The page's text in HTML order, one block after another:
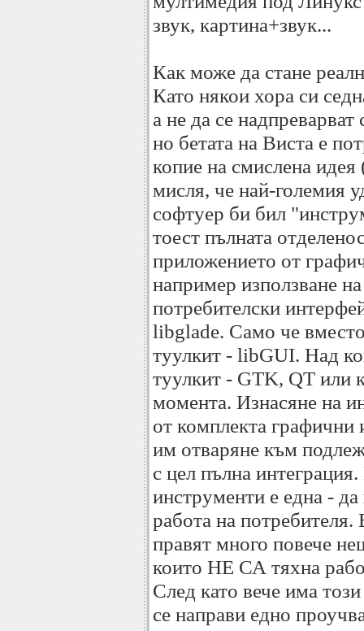
звук, картина+звук...
Как може да стане
Като някои хора си
а не да се
но бетата на Виста е
копие на смислена
мисля, че най-големия
софтуер би бил
тоест пълната
приложението от
например използване
потребителски
libglade. Само че
туулкит - libGUI. Над
туулкит - GTK, QT или
момента. Изнасяне на
от комплекта
им отваряне към
с цел пълна
инструменти е една -
работа на
правят много повече
които НЕ СА тяхна
След като вече има
се направи едно